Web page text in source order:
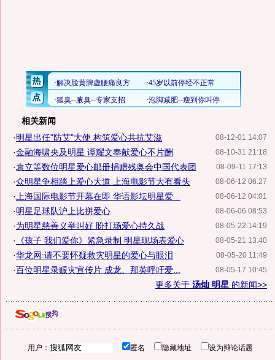
相关新闻
08-12-01 14:07
·明星出任"防艾"大使 构筑爱心共抗艾滋
08-10-31 21:18
·金融海啸央及明星 谭耀文奉献爱心不片酬
08-09-11 17:13
·袁立等数位明星爱心邮册捐赠残奥会中国代表团
08-06-12 06:27
·众明星争相踏上爱心大道 上海电影节大有看头
08-06-12 04:01
· 上海国际电影节开幕在即 华语影坛明星爱...
08-06-06 08:53
·明星足球队沪上比拼爱心
08-05-22 14:19
·为明星慈善义举叫好 盼打场爱心持久战
08-05-21 13:40
· 《孩子 我们爱你》紧急录制 明星现场表爱心
08-05-20 11:49
·华龙网:请不要怀疑救灾明星的爱心与眼泪
08-05-17 10:45
·百位明星录赈灾宣传片 成龙、那英呼吁爱...
更多关于 汤灿 明星 的新闻>>
用户： 匿名 隐藏地址 设为辩论话题